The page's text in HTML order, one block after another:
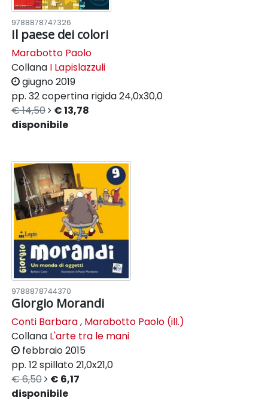
9788878747326
Il paese dei colori
Marabotto Paolo
Collana I Lapislazzuli
giugno 2019
pp. 32copertina rigida24,0x30,0
€ 14,50
€ 13,78
disponibile
9788878744370
Giorgio Morandi
Conti Barbara, Marabotto Paolo (ill.)
Collana L'arte tra le mani
febbraio 2015
pp. 12spillato21,0x21,0
€ 6,50
€ 6,17
disponibile